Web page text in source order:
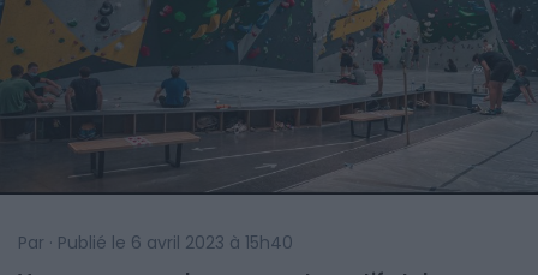
Par · Publié le 6 avril 2023 à 15h40